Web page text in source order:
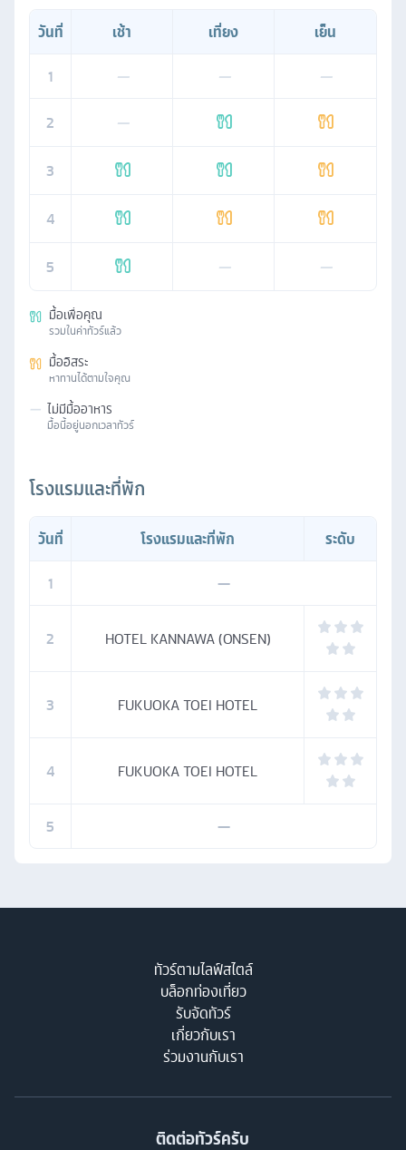
วันที่ เช้า เที่ยง
เย็น
1
— —
—
2
—
3
4
5 — —
มื้อเพื่อคุณ
รวมในค่าทัวร์แล้ว
มื้ออิสระ
หาทานได้ตามใจคุณ
— ไม่มีมื้ออาหาร
มื้อนี้อยู่นอกเวลาทัวร์
โรงแรมและที่พัก
วันที่ โรงแรมและที่พัก
ระดับ
1
—
2 HOTEL KANNAWA (ONSEN)
3 FUKUOKA TOEI HOTEL
4 FUKUOKA TOEI HOTEL
5 —
ทัวร์ตามไลฟ์สไตล์
บล็อกท่องเที่ยว
รับจัดทัวร์
เกี่ยวกับเรา
ร่วมงานกับเรา
ติดต่อทัวร์ครับ